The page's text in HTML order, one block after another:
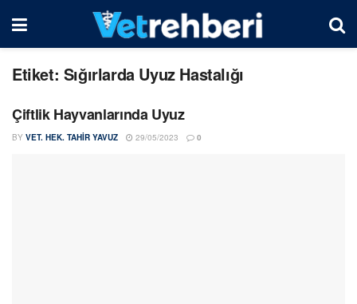
Etiket: Sığırlarda Uyuz Hastalığı
Çiftlik Hayvanlarında Uyuz
BY VET. HEK. TAHIR YAVUZ 29/05/2023 0